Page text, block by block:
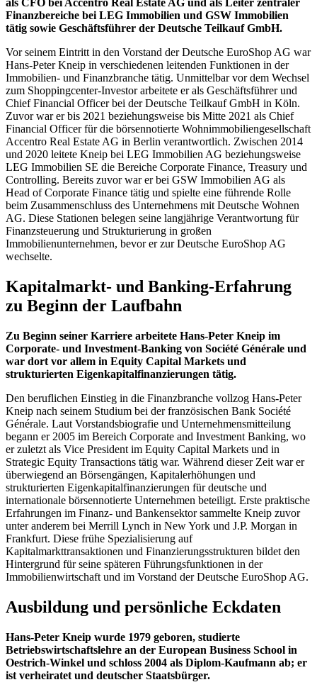
als CFO bei Accentro Real Estate AG und als Leiter zentraler
Finanzbereiche bei LEG Immobilien und GSW Immobilien
tätig sowie Geschäftsführer der Deutsche Teilkauf GmbH.
Vor seinem Eintritt in den Vorstand der Deutsche EuroShop AG war
Hans-Peter Kneip in verschiedenen leitenden Funktionen in der
Immobilien- und Finanzbranche tätig. Unmittelbar vor dem Wechsel
zum Shoppingcenter-Investor arbeitete er als Geschäftsführer und
Chief Financial Officer bei der Deutsche Teilkauf GmbH in Köln.
Zuvor war er bis 2021 beziehungsweise bis Mitte 2021 als Chief
Financial Officer für die börsennotierte Wohnimmobiliengesellschaft
Accentro Real Estate AG in Berlin verantwortlich. Zwischen 2014
und 2020 leitete Kneip bei LEG Immobilien AG beziehungsweise
LEG Immobilien SE die Bereiche Corporate Finance, Treasury und
Controlling. Bereits zuvor war er bei GSW Immobilien AG als
Head of Corporate Finance tätig und spielte eine führende Rolle
beim Zusammenschluss des Unternehmens mit Deutsche Wohnen
AG. Diese Stationen belegen seine langjährige Verantwortung für
Finanzsteuerung und Strukturierung in großen
Immobilienunternehmen, bevor er zur Deutsche EuroShop AG
wechselte.
Kapitalmarkt- und Banking-Erfahrung
zu Beginn der Laufbahn
Zu Beginn seiner Karriere arbeitete Hans-Peter Kneip im
Corporate- und Investment-Banking von Société Générale und
war dort vor allem in Equity Capital Markets und
strukturierten Eigenkapitalfinanzierungen tätig.
Den beruflichen Einstieg in die Finanzbranche vollzog Hans-Peter
Kneip nach seinem Studium bei der französischen Bank Société
Générale. Laut Vorstandsbiografie und Unternehmensmitteilung
begann er 2005 im Bereich Corporate and Investment Banking, wo
er zuletzt als Vice President im Equity Capital Markets und in
Strategic Equity Transactions tätig war. Während dieser Zeit war er
überwiegend an Börsengängen, Kapitalerhöhungen und
strukturierten Eigenkapitalfinanzierungen für deutsche und
internationale börsennotierte Unternehmen beteiligt. Erste praktische
Erfahrungen im Finanz- und Bankensektor sammelte Kneip zuvor
unter anderem bei Merrill Lynch in New York und J.P. Morgan in
Frankfurt. Diese frühe Spezialisierung auf
Kapitalmarkttransaktionen und Finanzierungsstrukturen bildet den
Hintergrund für seine späteren Führungsfunktionen in der
Immobilienwirtschaft und im Vorstand der Deutsche EuroShop AG.
Ausbildung und persönliche Eckdaten
Hans-Peter Kneip wurde 1979 geboren, studierte
Betriebswirtschaftslehre an der European Business School in
Oestrich-Winkel und schloss 2004 als Diplom-Kaufmann ab; er
ist verheiratet und deutscher Staatsbürger.